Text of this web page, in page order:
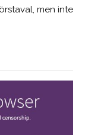
men inte